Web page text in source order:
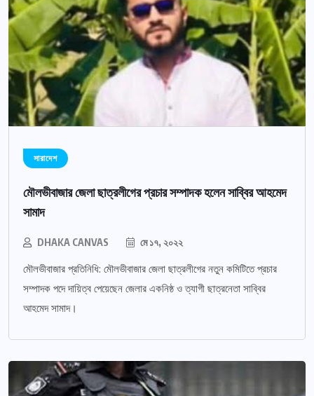
সারাদেশ
মৌলভীবাজার জেলা ছাত্রলীগের প্রচার সম্পাদক হলেন সাব্বির আহমেদ
সামাদ
DHAKA CANVAS মে ১৭, ২০২২
মৌলভীবাজার প্রতিনিধি: মৌলভীবাজার জেলা ছাত্রলীগের নতুন কমিটিতে প্রচার
সম্পাদক পদে দায়িত্ব পেয়েছেন জেলার একনিষ্ঠ ও ত্যাগী ছাত্রনেতা সাব্বির
আহমেদ সামাদ।